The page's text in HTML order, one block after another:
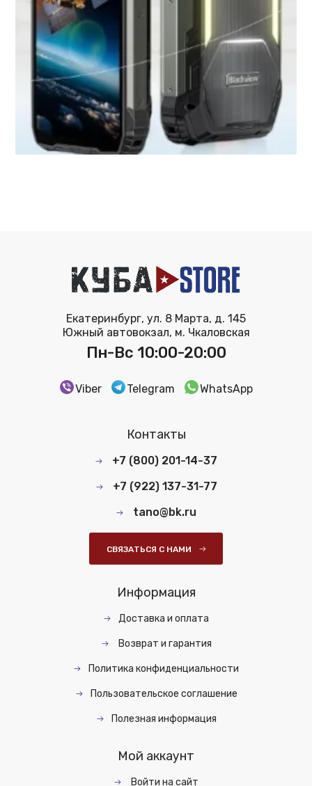
Екатеринбург, ул. 8 Марта, д. 145
Южный автовокзал, м. Чкаловская
Пн-Вс 10:00-20:00
Viber Telegram WhatsApp
Контакты
+7 (800) 201-14-37
+7 (922) 137-31-77
tano@bk.ru
СВЯЗАТЬСЯ С НАМИ
Информация
Доставка и оплата
Возврат и гарантия
Политика конфиденциальности
Пользовательское соглашение
Полезная информация
Мой аккаунт
Войти на сайт